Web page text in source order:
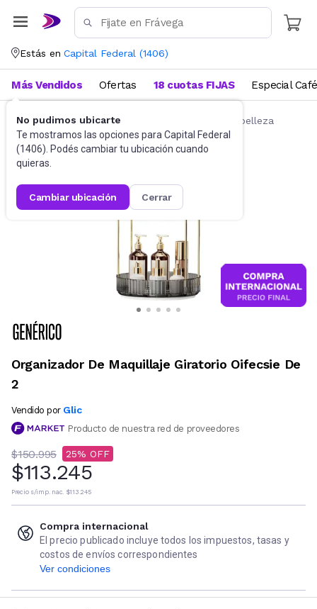
Estás en Capital Federal (1406)
No pudimos ubicarte
Te mostramos las opciones para Capital Federal
(1406). Podés cambiar tu ubicación cuando
quieras.
cambiar ubicación cerrar
Más Vendidos Ofertas 18 cuotas FIJAS Especial Café
Belleza y Cuidado Corporal Accesorios de belleza
Organizador De Maquillaje Giratorio Oifecsie De
2
Vendido por Glic
Producto de nuestra red de proveedores
$150.995 25
$113.245
Precio s/imp. nac. $113.245
Compra internacional
El precio publicado incluye todos los impuestos, tasas y
costos de envíos correspondientes
Ver condiciones